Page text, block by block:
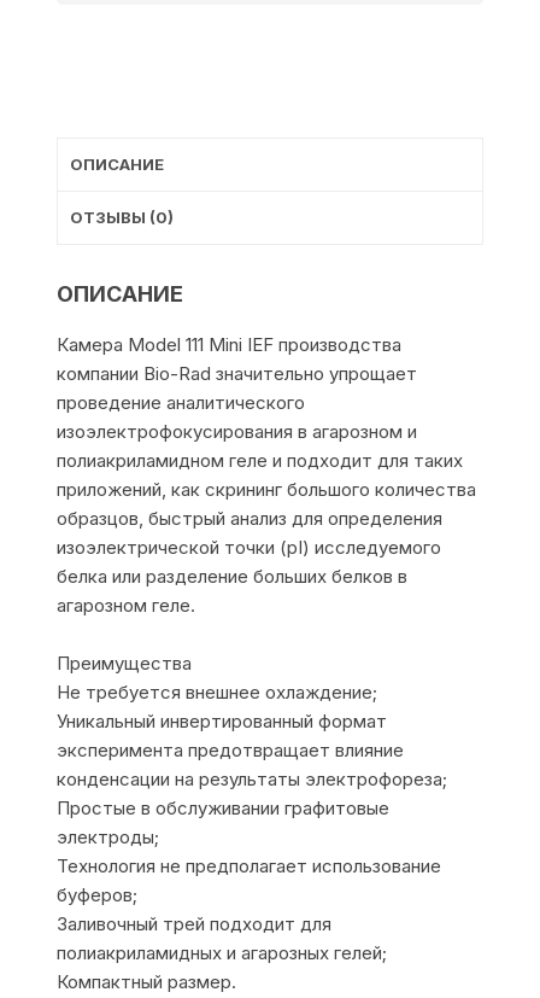
ОПИСАНИЕ
ОТЗЫВЫ (0)
ОПИСАНИЕ
Камера Model 111 Mini IEF производства
компании Bio-Rad значительно упрощает
проведение аналитического
изоэлектрофокусирования в агарозном и
полиакриламидном геле и подходит для таких
приложений, как скрининг большого количества
образцов, быстрый анализ для определения
изоэлектрической точки (pI) исследуемого
белка или разделение больших белков в
агарозном геле.
Преимущества
Не требуется внешнее охлаждение;
Уникальный инвертированный формат
эксперимента предотвращает влияние
конденсации на результаты электрофореза;
Простые в обслуживании графитовые
электроды;
Технология не предполагает использование
буферов;
Заливочный трей подходит для
полиакриламидных и агарозных гелей;
Компактный размер.